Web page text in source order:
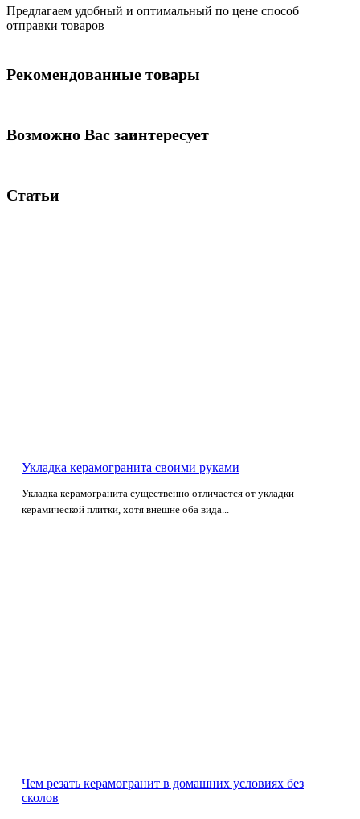
Предлагаем удобный и оптимальный по цене способ
отправки товаров
Рекомендованные товары
Возможно Вас заинтересует
Статьи
Укладка керамогранита своими руками
Укладка керамогранита существенно отличается от укладки
керамической плитки, хотя внешне оба вида...
Чем резать керамогранит в домашних условиях без
сколов